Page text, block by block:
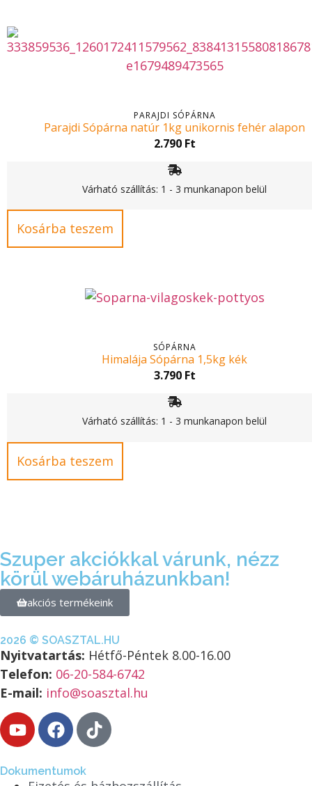
PARAJDI SÓPÁRNA
Parajdi Sópárna natúr 1kg unikornis fehér alapon
2.790 Ft
Várható szállítás: 1 - 3 munkanapon belül
Kosárba teszem
SÓPÁRNA
Himalája Sópárna 1,5kg kék
3.790 Ft
Várható szállítás: 1 - 3 munkanapon belül
Kosárba teszem
Szuper akciókkal várunk, nézz
körül webáruházunkban!
akciós termékeink
2026 © SOASZTAL.HU
Nyitvatartás: Hétfő-Péntek 8.00-16.00
Telefon: 06-20-584-6742
E-mail: info@soasztal.hu
Dokumentumok